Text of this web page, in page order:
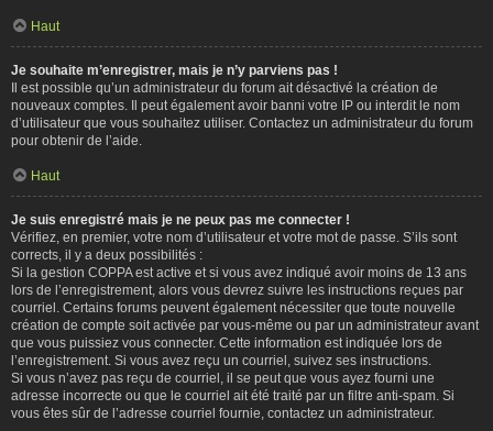
Haut
Je souhaite m’enregistrer, mais je n’y parviens pas !
Il est possible qu’un administrateur du forum ait désactivé la création de
nouveaux comptes. Il peut également avoir banni votre IP ou interdit le nom
d’utilisateur que vous souhaitez utiliser. Contactez un administrateur du forum
pour obtenir de l’aide.
Haut
Je suis enregistré mais je ne peux pas me connecter !
Vérifiez, en premier, votre nom d’utilisateur et votre mot de passe. S’ils sont
corrects, il y a deux possibilités :
Si la gestion COPPA est active et si vous avez indiqué avoir moins de 13 ans
lors de l’enregistrement, alors vous devrez suivre les instructions reçues par
courriel. Certains forums peuvent également nécessiter que toute nouvelle
création de compte soit activée par vous-même ou par un administrateur avant
que vous puissiez vous connecter. Cette information est indiquée lors de
l’enregistrement. Si vous avez reçu un courriel, suivez ses instructions.
Si vous n’avez pas reçu de courriel, il se peut que vous ayez fourni une
adresse incorrecte ou que le courriel ait été traité par un filtre anti-spam. Si
vous êtes sûr de l’adresse courriel fournie, contactez un administrateur.